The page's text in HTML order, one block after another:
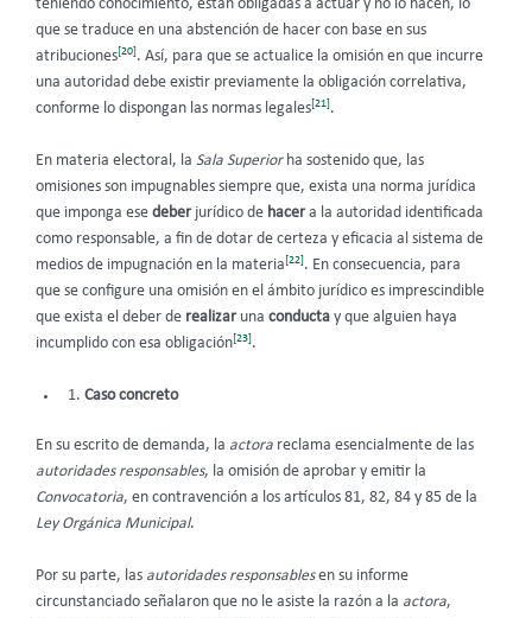
teniendo conocimiento, están obligadas a actuar y no lo hacen, lo
que se traduce en una abstención de hacer con base en sus
atribuciones[20]. Así, para que se actualice la omisión en que incurre
una autoridad debe existir previamente la obligación correlativa,
conforme lo dispongan las normas legales[21].
En materia electoral, la Sala Superiorha sostenido que, las
omisiones son impugnables siempre que, exista una norma jurídica
que imponga ese deberjurídico de hacera la autoridad identificada
como responsable, a fin de dotar de certeza y eficacia al sistema de
medios de impugnación en la materia[22]. En consecuencia, para
que se configure una omisión en el ámbito jurídico es imprescindible
que exista el deber de realizaruna conducta y que alguien haya
incumplido con esa obligación[23].
Caso concreto
En su escrito de demanda, la actora reclama esencialmente de las
autoridades responsables, la omisión de aprobar y emitir la
Convocatoria, en contravención a los artículos 81, 82, 84 y 85 de la
Ley Orgánica Municipal.
Por su parte, las autoridades responsablesen su informe
circunstanciado señalaron que no le asiste la razón a la actora,